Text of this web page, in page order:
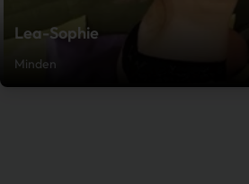
Lea-Sophie
Minden